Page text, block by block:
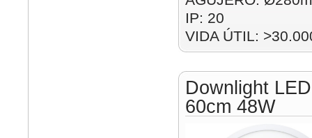
IP: 20
VIDA ÚTIL:
Downlight
60cm 48W